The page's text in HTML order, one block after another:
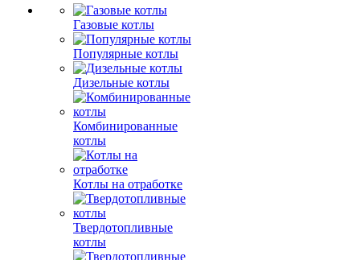
Газовые котлы
Популярные котлы
Дизельные котлы
Комбинированные
котлы
Котлы на отработке
Твердотопливные
котлы